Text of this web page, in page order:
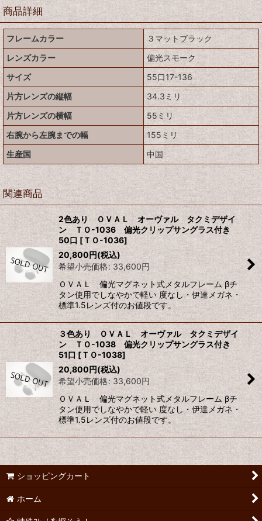
商品詳細
フレームカラー
３マットブラック
レンズカラー
偏光スモーク
サイズ
55口17-136
片方レンズの縦幅
34.3ミリ
片方レンズの横幅
55ミリ
右腕から左腕までの幅
155ミリ
生産国
中国
関連商品
2色あり ＯＶＡＬ オーヴァル タクミデザイ
ン ＴＯ-1036 偏光クリップサングラス付き
50口 [ＴＯ-1036]
20,800円(税込)
希望小売価格: 33,600円
ＯＶＡＬ 偏光マグネット式メタルフレーム βチ
タン使用でしなやかで軽い 度なし・伊達メガネ・
標準1.5レンズ付のお値段です。
３色あり ＯＶＡＬ オーヴァル タクミデザイ
ン ＴＯ-1038 偏光クリップサングラス付き
51口 [ＴＯ-1038]
20,800円(税込)
希望小売価格: 33,600円
ＯＶＡＬ 偏光マグネット式メタルフレーム βチ
タン使用でしなやかで軽い 度なし・伊達メガネ・
標準1.5レンズ付のお値段です。
ショッピングカート
ホーム